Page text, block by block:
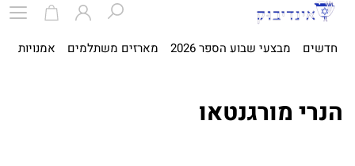
חדשים מבצעי שבוע הספר 2026 מארזים משתלמים אמנויות
הנרי מורגנטאו